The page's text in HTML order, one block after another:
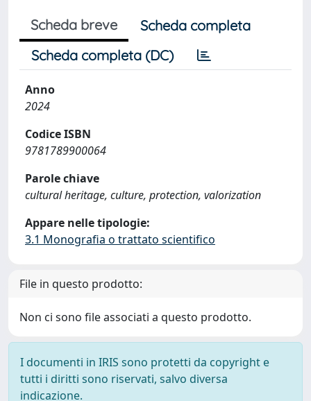
Scheda breve
Scheda completa
Scheda completa (DC)
Anno
2024
Codice ISBN
9781789900064
Parole chiave
cultural heritage, culture, protection, valorization
Appare nelle tipologie:
3.1 Monografia o trattato scientifico
File in questo prodotto:
Non ci sono file associati a questo prodotto.
I documenti in IRIS sono protetti da copyright e
tutti i diritti sono riservati, salvo diversa
indicazione.